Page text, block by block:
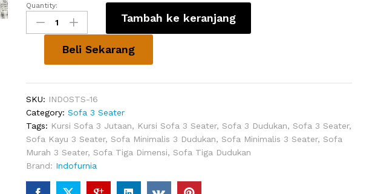
Sofa
Ruang
TV
Quantity:
Tambah ke keranjang
Beli Sekarang
SKU: INDOSTS-16
Category: Sofa 3 Seater
Tags: Kursi Sofa 3 Jutaan, Kursi Sofa 3 Seater, Sofa 3 Dudukan, Sofa 3 Seater,
Sofa Kayu 3 Seater, Sofa Minimalis 3 Dudukan, Sofa Minimalis 3 Seater, Sofa
Murah 3 Seater, Sofa Tiga Dimensi, Sofa Tiga Dudukan
Brand: Indofurnia